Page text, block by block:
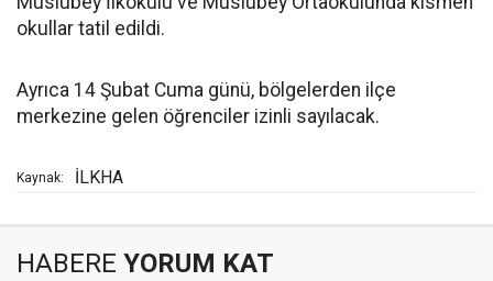
okullar tatil edildi.
Ayrıca 14 Şubat Cuma günü, bölgelerden ilçe
merkezine gelen öğrenciler izinli sayılacak.
Kaynak: İLKHA
HABERE YORUM KAT